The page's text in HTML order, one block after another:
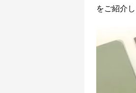
をご紹介し